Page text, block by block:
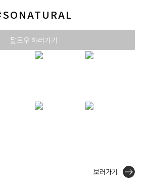
팔로우 하러가기
보러가기